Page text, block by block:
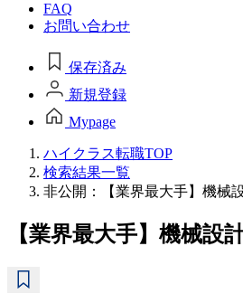
FAQ
お問い合わせ
保存済み
新規登録
Mypage
ハイクラス転職TOP
検索結果一覧
非公開：【業界最大手】機械
【業界最大手】機械設